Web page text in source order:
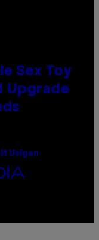
Sex Toy
Upgrade
Usigan